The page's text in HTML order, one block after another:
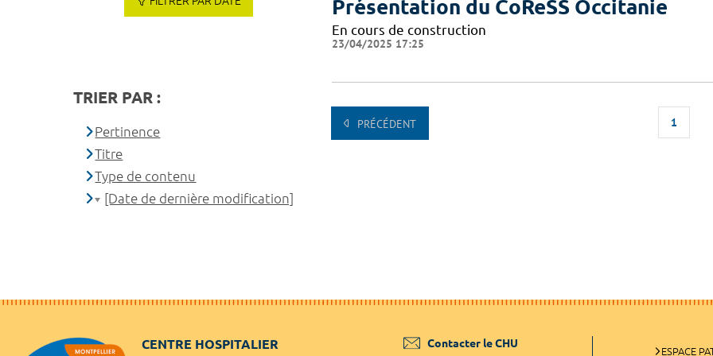
Présentation du CoReSS Occitanie
En cours de construction
23/04/2025 17:25
PRÉCÉDENT 1
TRIER PAR :
Pertinence
Titre
Type de contenu
[Date de dernière modification]
CENTRE HOSPITALIER
Contacter le CHU
ESPACE